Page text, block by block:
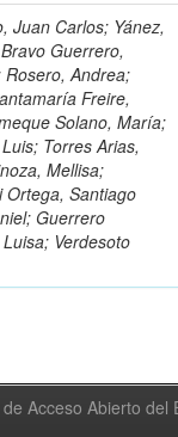
Juan Carlos; Yánez,
Guerrero,
Andrea;
Freire,
Solano, María;
Torres Arias,
Mellisa;
Ortega, Santiago
Guerrero
Verdesoto
Acceso Abierto del